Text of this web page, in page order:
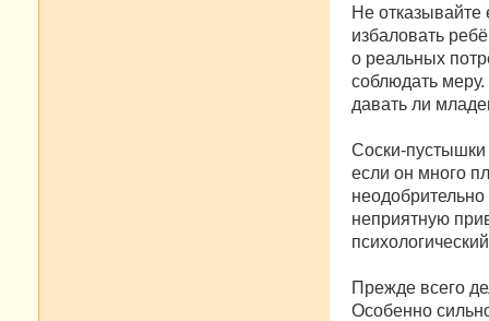
Не отказывайте
избаловать
о реальных
соблюдать
давать ли
Соски-пустышки
если он много
неприятную
Прежде всего
Особенно